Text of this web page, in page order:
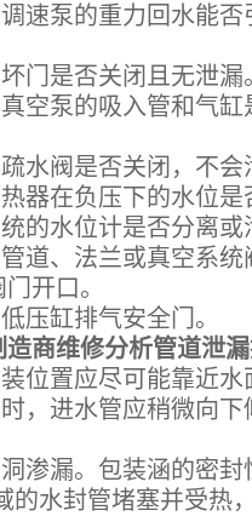
泵的重力回水能否
是否关闭且无泄漏
泵的吸入管和气缸
阀是否关闭，不会
在负压下的水位是
水位计是否分离或
、法兰或真空系统
开口。
缸排气安全门。
商维修分析管道泄漏
置应尽可能靠近水
进水管应稍微向下
漏。包装涵的密封
的水封管堵塞并受热